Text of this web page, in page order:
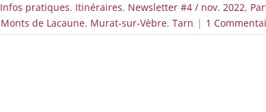
Infos pratiques, Itinéraires, Newsletter #4 / nov. 2022,
Monts de Lacaune, Murat-sur-Vèbre, Tarn | 1